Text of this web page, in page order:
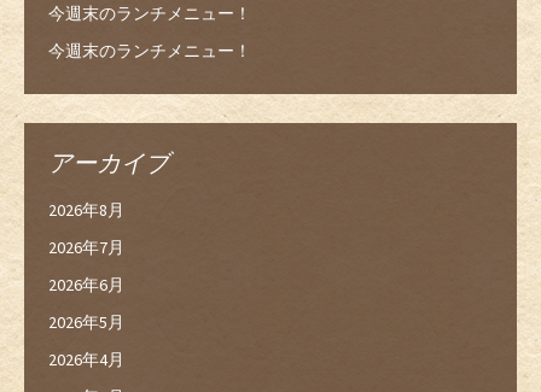
今週末のランチメニュー！
今週末のランチメニュー！
アーカイブ
2026年8月
2026年7月
2026年6月
2026年5月
2026年4月